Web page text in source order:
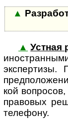
▲
▲ Устная
экспертизы.
кой
право­вых
телефону.